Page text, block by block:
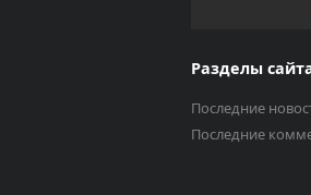
Разделы
Последние
Последние